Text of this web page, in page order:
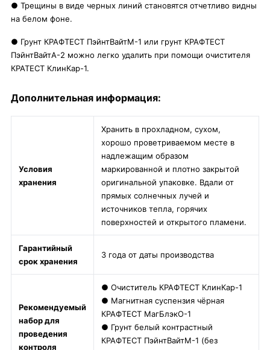
● Трещины в виде черных линий становятся отчетливо видны
на белом фоне.
● Грунт КРАФТЕСТ ПэйнтВайтМ-1 или грунт КРАФТЕСТ
ПэйнтВайтА-2 можно легко удалить при помощи очистителя
КРАТЕСТ КлинКар-1.
Дополнительная информация:
Условия
хранения
Хранить в прохладном, сухом,
хорошо проветриваемом месте в
надлежащим образом
маркированной и плотно закрытой
оригинальной упаковке. Вдали от
прямых солнечных лучей и
источников тепла, горячих
поверхностей и открытого пламени.
Гарантийный
срок хранения
3 года от даты производства
Рекомендуемый
набор для
проведения
контроля
● Очиститель КРАФТЕСТ КлинКар-1
● Магнитная суспензия чёрная
КРАФТЕСТ МагБлэкО-1
● Грунт белый контрастный
КРАФТЕСТ ПэйнтВайтМ-1 (без